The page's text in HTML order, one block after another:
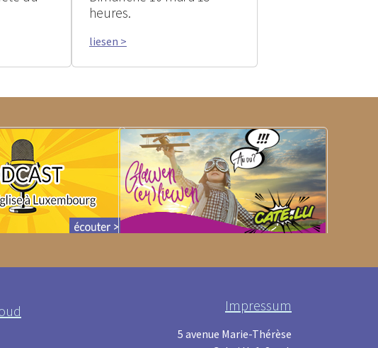
heures.
liesen >
Impressum
5 avenue Marie-Thérèse